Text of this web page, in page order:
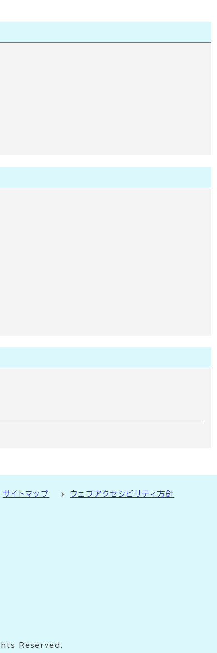
サイトマップ ウェブアクセシビリティ方針
Reserved.